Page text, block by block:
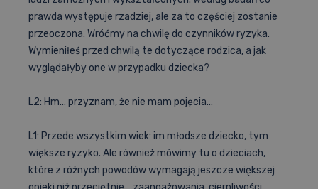
prawda występuje rzadziej, ale za to częściej zostanie
przeoczona. Wróćmy na chwilę do czynników ryzyka.
Wymieniłeś przed chwilą te dotyczące rodzica, a jak
wyglądałyby one w przypadku dziecka?
L2: Hm… przyznam, że nie mam pojęcia…
L1: Przede wszystkim wiek: im młodsze dziecko, tym
większe ryzyko. Ale również mówimy tu o dzieciach,
które z różnych powodów wymagają jeszcze większej